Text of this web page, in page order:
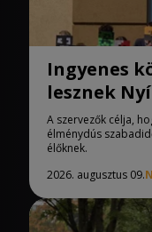
Ingyenes
lesznek
A szervezők célja,
élménydús
élőknek.
2026. augusztus 09.